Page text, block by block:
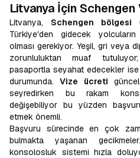
Litvanya İçin
Litvanya, Schengen bölgesi
Türkiye'den gidecek yolcuların
olması gerekiyor. Yeşil, gri veya
zorunluluktan muaf
pasaportla seyahat edecekler
durumunda.Vize ücreti
seyredirken bu rakam
değişebiliyor bu yüzden
etmek önemli.
Başvuru sürecinde en çok
bulmakta yaşanan
konsolosluk sistemi hızla